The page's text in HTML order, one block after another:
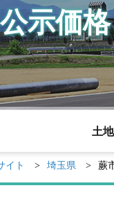
示価
土
イト 埼玉県 蕨